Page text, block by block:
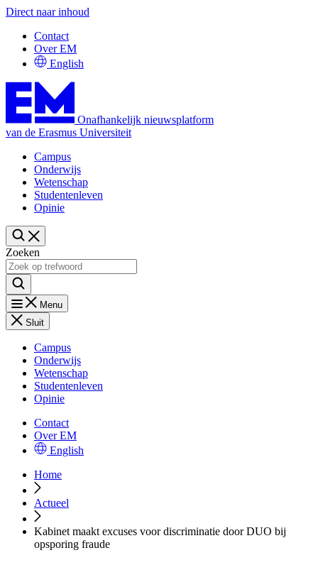
Direct naar inhoud
Contact
Over EM
English
Onafhankelijk nieuwsplatform
van de Erasmus Universiteit
Campus
Onderwijs
Wetenschap
Studentenleven
Opinie
Zoeken
Menu
Sluit
Campus
Onderwijs
Wetenschap
Studentenleven
Opinie
Contact
Over EM
English
Home
Actueel
Kabinet maakt excuses voor discriminatie door DUO bij
opsporing fraude